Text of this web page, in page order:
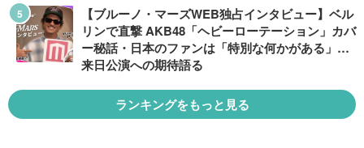
【ブルーノ・マーズWEB独占インタビュー】ベル
リンで直撃 AKB48「ヘビーローテーション」カバ
ー秘話・日本のファンは「特別な何かがある」…
来日公演への期待語る
ランキングをもっと見る